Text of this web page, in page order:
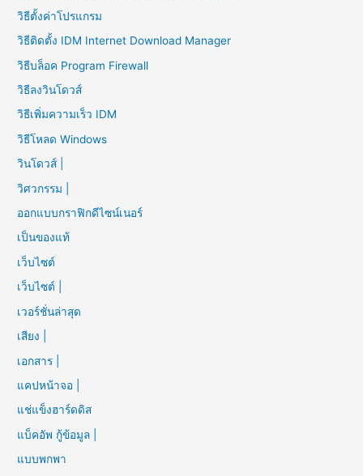
วิธีตั้งค่าโปรแกรม
วิธีติดตั้ง IDM Internet Download Manager
วิธีบล็อค Program Firewall
วิธีลงวินโดวส์
วิธีเพิ่มความเร็ว IDM
วิธีโหลด Windows
วินโดวส์ |
วิศวกรรม |
ออกแบบกราฟิกดีไซน์เนอร์
เป็นของแท้
เว็บไซต์
เว็บไซต์ |
เวอร์ชั่นล่าสุด
เสียง |
เอกสาร |
แคปหน้าจอ |
แช่แข็งฮาร์ดดิส
แบ็คอัพ กู้ข้อมูล |
แบบพกพา